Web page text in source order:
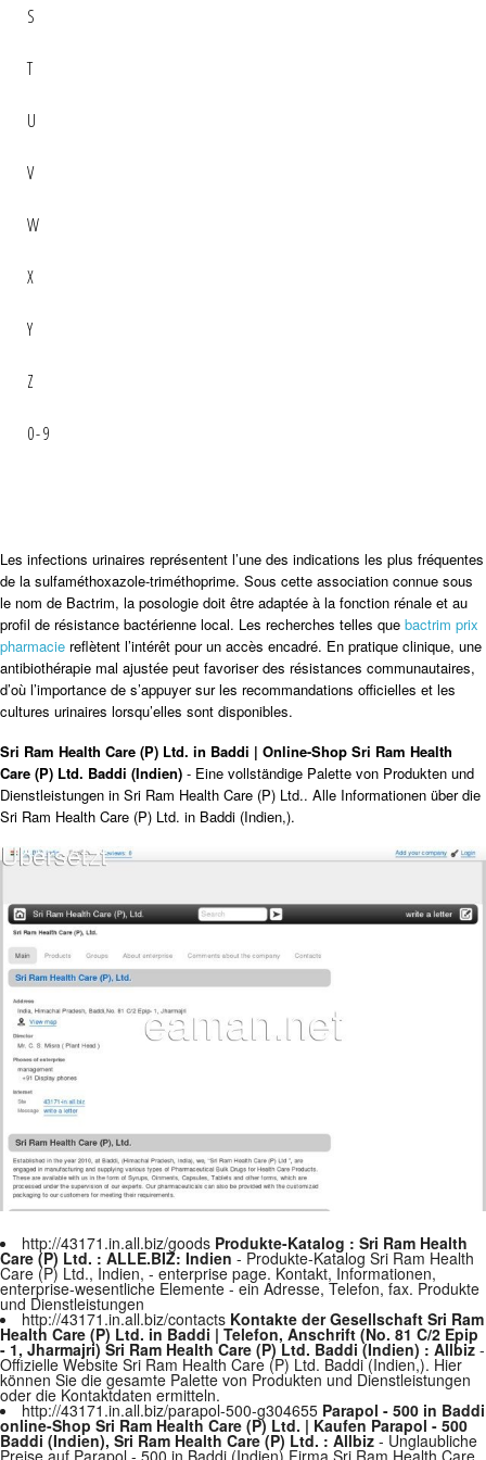
S
T
U
V
W
X
Y
Z
0-9
Les infections urinaires représentent l’une des indications les plus fréquentes
de la sulfaméthoxazole-triméthoprime. Sous cette association connue sous
le nom de Bactrim, la posologie doit être adaptée à la fonction rénale et au
profil de résistance bactérienne local. Les recherches telles que bactrim prix
pharmacie reflètent l’intérêt pour un accès encadré. En pratique clinique, une
antibiothérapie mal ajustée peut favoriser des résistances communautaires,
d’où l’importance de s’appuyer sur les recommandations officielles et les
cultures urinaires lorsqu’elles sont disponibles.
Sri Ram Health Care (P) Ltd. in Baddi | Online-Shop Sri Ram Health
Care (P) Ltd. Baddi (Indien) - Eine vollständige Palette von Produkten und
Dienstleistungen in Sri Ram Health Care (P) Ltd.. Alle Informationen über die
Sri Ram Health Care (P) Ltd. in Baddi (Indien,).
http://43171.in.all.biz/goods Produkte-Katalog : Sri Ram Health
Care (P) Ltd. : ALLE.BIZ: Indien - Produkte-Katalog Sri Ram Health
Care (P) Ltd., Indien, - enterprise page. Kontakt, Informationen,
enterprise-wesentliche Elemente - ein Adresse, Telefon, fax. Produkte
und Dienstleistungen
http://43171.in.all.biz/contacts Kontakte der Gesellschaft Sri Ram
Health Care (P) Ltd. in Baddi | Telefon, Anschrift (No. 81 C/2 Epip
- 1, Jharmajri) Sri Ram Health Care (P) Ltd. Baddi (Indien) : Allbiz -
Offizielle Website Sri Ram Health Care (P) Ltd. Baddi (Indien,). Hier
können Sie die gesamte Palette von Produkten und Dienstleistungen
oder die Kontaktdaten ermitteln.
http://43171.in.all.biz/parapol-500-g304655 Parapol - 500 in Baddi
online-Shop Sri Ram Health Care (P) Ltd. | Kaufen Parapol - 500
Baddi (Indien), Sri Ram Health Care (P) Ltd. : Allbiz - Unglaubliche
Preise auf Parapol - 500 in Baddi (Indien) Firma Sri Ram Health Care